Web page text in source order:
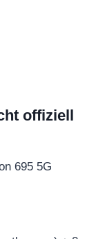
offiziell
695 5G